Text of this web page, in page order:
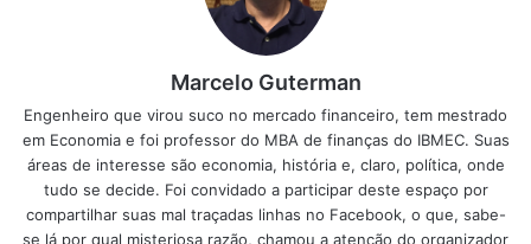
Marcelo Guterman
Engenheiro que virou suco no mercado financeiro, tem mestrado
em Economia e foi professor do MBA de finanças do IBMEC. Suas
áreas de interesse são economia, história e, claro, política, onde
tudo se decide. Foi convidado a participar deste espaço por
compartilhar suas mal traçadas linhas no Facebook, o que, sabe-
se lá por qual misteriosa razão, chamou a atenção do organizador